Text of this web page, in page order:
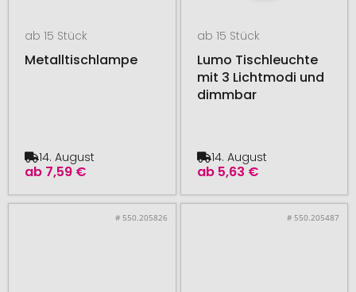
ab 15 Stück
Metalltischlampe
ab 7,59 €
14. August
ab 15 Stück
Lumo Tischleuchte
mit 3 Lichtmodi und
dimmbar
ab 5,63 €
14. August
# 550.205826 # 550.205487